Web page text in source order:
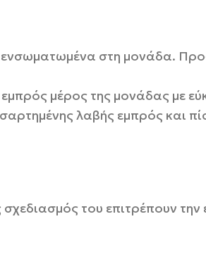
στη μονάδα.
μέρος της μονάδας με
λαβής εμπρός και
του επιτρέπουν